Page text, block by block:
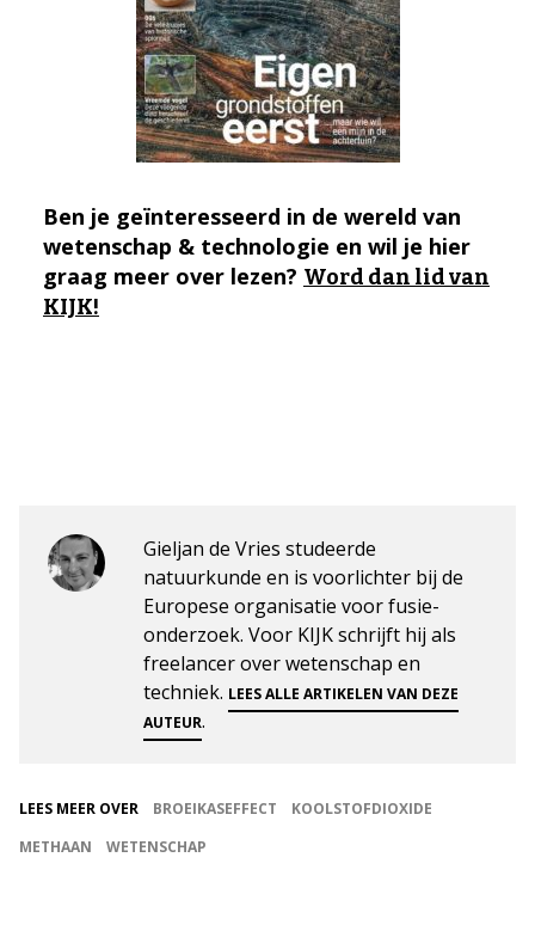
Ben je geïnteresseerd in de wereld van
wetenschap & technologie en wil je hier
graag meer over lezen? Word dan lid van
KIJK!
Gieljan de Vries studeerde
natuurkunde en is voorlichter bij de
Europese organisatie voor fusie-
onderzoek. Voor KIJK schrijft hij als
freelancer over wetenschap en
techniek. LEES ALLE ARTIKELEN VAN DEZE
AUTEUR.
LEES MEER OVER BROEIKASEFFECT
KOOLSTOFDIOXIDE
METHAAN
WETENSCHAP